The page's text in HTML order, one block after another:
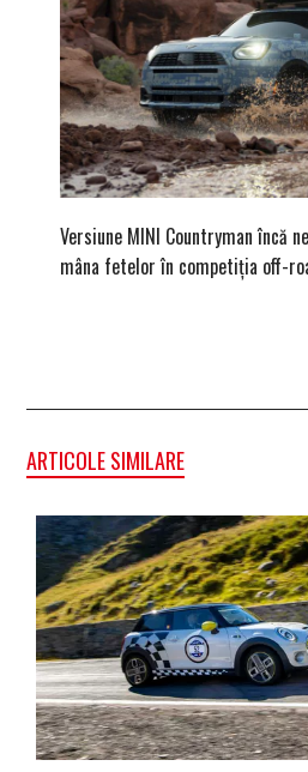
Versiune MINI Countryman încă
mâna fetelor în competiția off-
ARTICOLE SIMILARE